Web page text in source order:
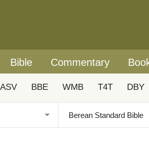
Bible Commentary
ASV BBE WMB T4T DBY